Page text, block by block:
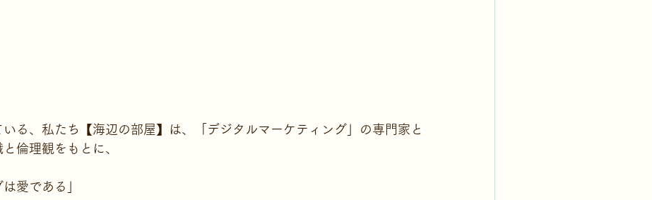
いる、私たち【海辺の部屋】は、「デジタルマーケティング」の専門家と
倫理観をもとに、
愛である」